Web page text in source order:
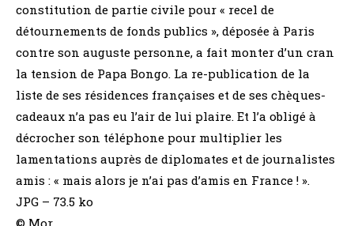
constitution de partie civile pour « recel de
détournements de fonds publics », déposée à Paris
contre son auguste personne, a fait monter d’un cran
la tension de Papa Bongo. La re-publication de la
liste de ses résidences françaises et de ses chèques-
cadeaux n’a pas eu l’air de lui plaire. Et l’a obligé à
décrocher son téléphone pour multiplier les
lamentations auprès de diplomates et de journalistes
amis : « mais alors je n’ai pas d’amis en France ! ».
JPG – 73.5 ko
© Mor